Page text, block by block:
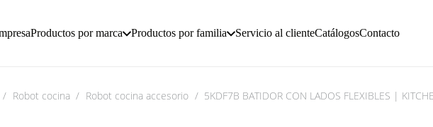
Productos por marca Productos por familia Servicio al clienteCatálogosContacto
/ Robot cocina / Robot cocina accesorio / 5KDF7B BATIDOR CON LADOS FLEXIBLES |